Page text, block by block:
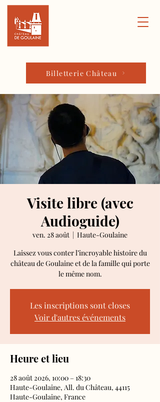
Billetterie Château
Visite libre (avec
Audioguide)
ven. 28 août
  |
Haute-Goulaine
Laissez vous conter l’incroyable histoire du
château de Goulaine et de la famille qui porte
le même nom.
Les inscriptions sont closes
Voir d'autres événements
Heure et lieu
28 août 2026, 10:00 – 18:30
Haute-Goulaine, All. du Château, 44115
Haute-Goulaine, France